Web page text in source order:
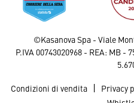
©Kasanova Spa - Viale
P.IVA 00743020968 - REA: MB -
Condizioni di vendita | Privacy